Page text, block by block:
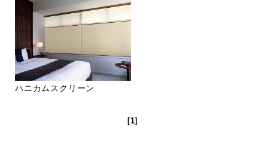
ハニカムスクリーン
[1]